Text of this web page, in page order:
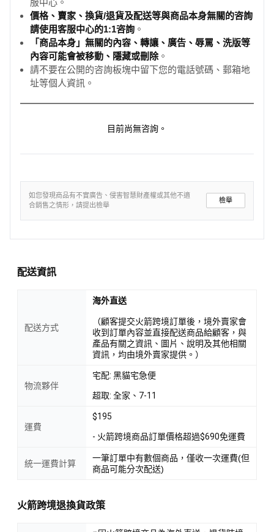
服中心。
價格、賣家、換貨/退貨及配送等與商品本身無關的咨詢
請使用客服中心的1:1咨詢 。
「商品本身」無關的內容、轉讓、廣告、辱罵、洗版等
內容可能會被移動、隱藏或刪除。
請不要在公開的咨詢板塊中留下您的電話號碼、郵箱地
址等個人資訊。
目前尚無咨詢。
如您發現商品有不實廣告、侵害智慧財產權或其他不適
合銷售之情形，請提出檢舉
檢舉
配送資訊
配送方式
海外直送
（顧客提交火箭跨境訂單後，境外賣家會
收到訂單內容並直接配送商品給顧客，與
產品有關之資訊、圖片、說明及其他相關
資訊，均由境外賣家提供。）
物流夥伴
宅配: 黑貓宅急便
超取: 全家、7-11
運費
$195
- 火箭跨境商品訂單價格超過$690免運費
統一運費計算
一筆訂單中有數個商品，僅收一次運費(但
商品可能分次配送)
火箭跨境退換貨政策